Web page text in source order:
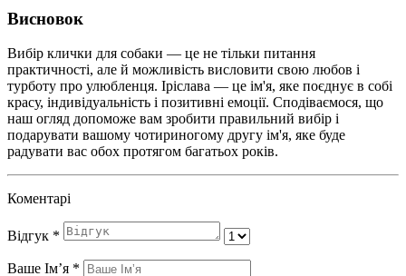
Висновок
Вибір клички для собаки — це не тільки питання
практичності, але й можливість висловити свою любов і
турботу про улюбленця. Іріслава — це ім'я, яке поєднує в собі
красу, індивідуальність і позитивні емоції. Сподіваємося, що
наш огляд допоможе вам зробити правильний вибір і
подарувати вашому чотириногому другу ім'я, яке буде
радувати вас обох протягом багатьох років.
Коментарі
Відгук *
Ваше Імʼя *